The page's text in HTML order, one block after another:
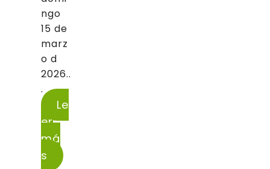
ngo
15 de
marz
o d
2026..
.
Le
er
má
s